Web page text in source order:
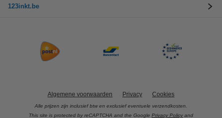
123inkt.be
Algemene voorwaarden Privacy Cookies
Alle prijzen zijn inclusief btw en exclusief eventuele verzendkosten.
This site is protected by reCAPTCHA and the Google Privacy Policy and